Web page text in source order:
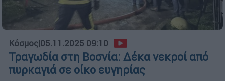
Κόσμος|05.11.2025 09:10
Τραγωδία στη Βοσνία: Δέκα νεκροί από
πυρκαγιά σε οίκο ευγηρίας